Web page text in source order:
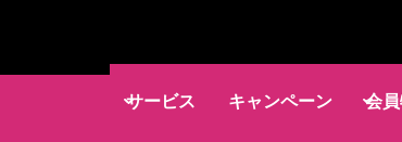
サービス キャンペーン 会